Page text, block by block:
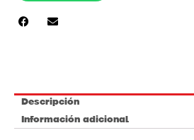
Descripción
Información adicional